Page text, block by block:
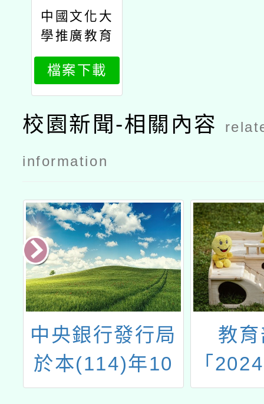
中國文化大
學推廣教育
部終身學習
中心辦理
「臺灣台語
語言能力認
證【考試輔
導班】【實
檔案下載
校園新聞-相關內容
information
中央銀行發行局
於本(114)年10
月17日開辦「新
教
「
節